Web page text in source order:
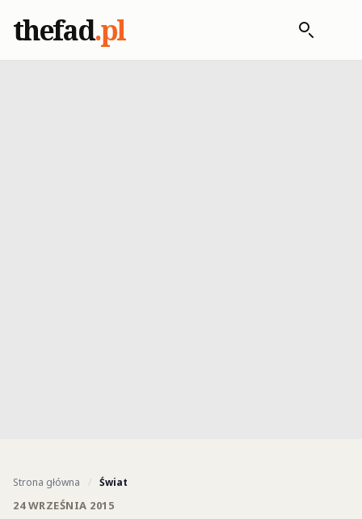
thefad.pl
Strona główna / Świat
24 WRZEŚNIA 2015